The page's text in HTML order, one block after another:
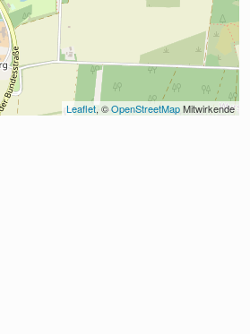
Leaflet, © OpenStreetMap Mitwirkende